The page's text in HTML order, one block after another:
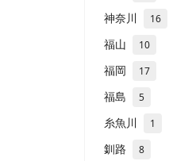
神奈川 16
福山 10
福岡 17
福島 5
糸魚川 1
釧路 8